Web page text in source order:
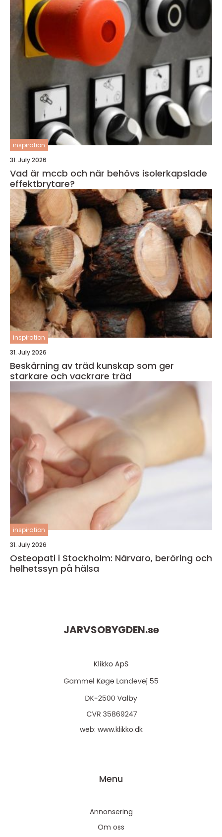
inspiration
31. July 2026
Vad är mccb och när behövs isolerkapslade
effektbrytare?
inspiration
31. July 2026
Beskärning av träd kunskap som ger
starkare och vackrare träd
inspiration
31. July 2026
Osteopati i Stockholm: Närvaro, beröring och
helhetssyn på hälsa
JARVSOBYGDEN.se
web: www.klikko.dk
Menu
Annonsering
Om oss